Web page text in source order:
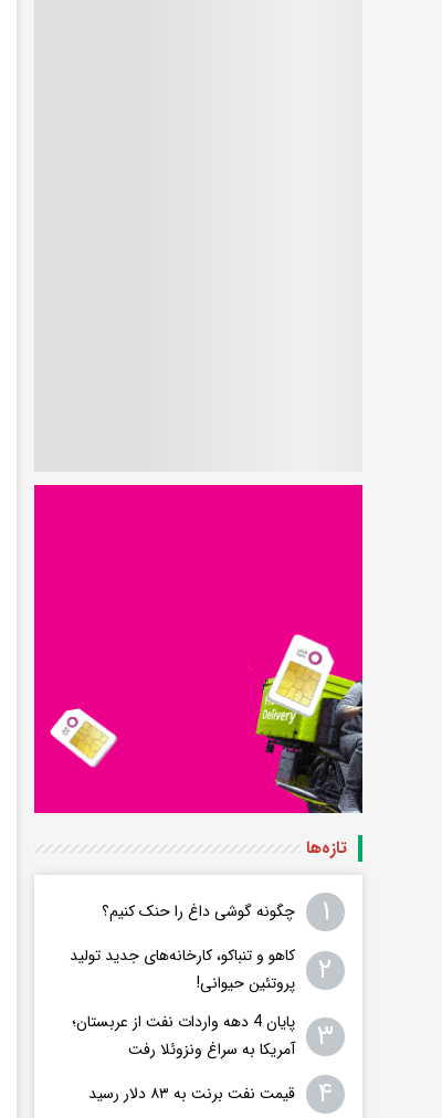
تازه‌ها
۱ چگونه گوشی داغ را حنک کنیم؟
۲
کاهو و تنباکو، کارخانه‌های جدید تولید
پروتئین حیوانی!
۳
پایان 4 دهه واردات نفت از عربستان؛
آمریکا به سراغ ونزوئلا رفت
۴ قیمت نفت برنت به ۸۳ دلار رسید